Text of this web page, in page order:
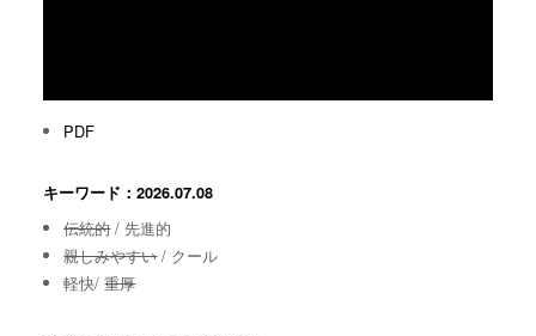
PDF
キーワード：2026.07.08
伝統的/ 先進的
親しみやすい/ クール
軽快/重厚